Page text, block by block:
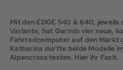
Mit den EDGE 540 & 840,
Variante, hat Garmin vier neue,
Fahrradcomputer auf den Markt
Katharina durfte beide Modelle
Alpencross testen. Hier ihr Fazit.